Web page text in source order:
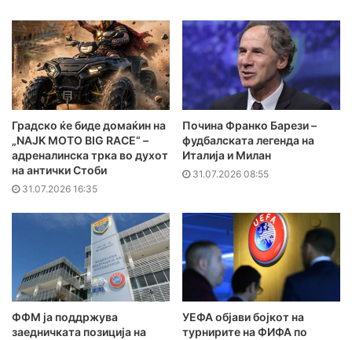
Градско ќе биде домаќин на
„NAJK MOTO BIG RACE“ –
адреналинска трка во духот
на антички Стоби
31.07.2026 16:35
Почина Франко Барези –
фудбалската легенда на
Италија и Милан
31.07.2026 08:55
ФФМ ја поддржува
заедничката позиција на
УЕФА објави бојкот на
турнирите на ФИФА по